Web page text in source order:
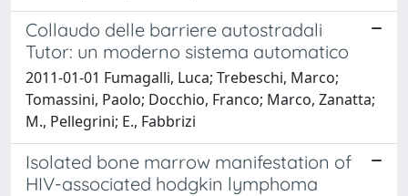
Collaudo delle barriere autostradali
Tutor: un moderno sistema automatico
2011-01-01 Fumagalli, Luca; Trebeschi, Marco;
Tomassini, Paolo; Docchio, Franco; Marco, Zanatta;
M., Pellegrini; E., Fabbrizi
Isolated bone marrow manifestation of
HIV-associated hodgkin lymphoma